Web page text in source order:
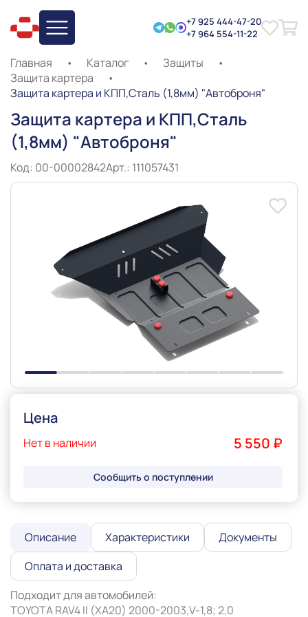
+7 925 444-47-20
+7 964 554-11-22
Главная • Каталог • Защиты
•
Защита картера
•
Защита картера и КПП,Сталь (1,8мм) "Автоброня"
Защита картера и КПП,Сталь
(1,8мм) "Автоброня"
Код: 00-00002842Арт.: 111057431
Slide 1 of 8
Цена
Нет в наличии 5 550 ₽
Сообщить о поступлении
Описание Характеристики
Документы
Оплата и доставка
Подходит для автомобилей:
TOYOTA RAV4 II (XA20) 2000-2003,V-1,8; 2,0